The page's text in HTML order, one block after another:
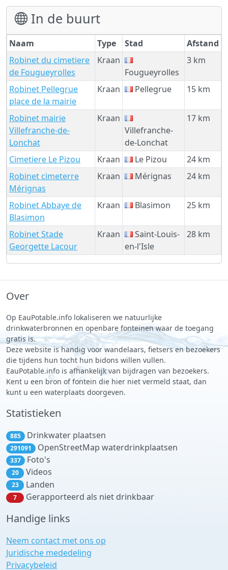
In de buurt
Naam Type Stad
Afstand
Robinet du cimetiere
de Fougueyrolles
Kraan
Fougueyrolles
3 km
Robinet Pellegrue
place de la mairie
Kraan Pellegrue 15 km
Robinet mairie
Villefranche-de-
Lonchat
Kraan
Villefranche-
de-Lonchat
17 km
Cimetiere Le Pizou Kraan Le Pizou
24 km
Robinet cimeterre
Mérignas
Kraan Mérignas 24 km
Robinet Abbaye de
Blasimon
Kraan Blasimon 25 km
Robinet Stade
Georgette Lacour
Kraan
Saint-Louis-
en-l'Isle
28 km
Over
Op EauPotable.info lokaliseren we natuurlijke
drinkwaterbronnen en openbare fonteinen waar de toegang
gratis is.
Deze website is handig voor wandelaars, fietsers en bezoekers
die tijdens hun tocht hun bidons willen vullen.
EauPotable.info is afhankelijk van bijdragen van bezoekers.
Kent u een bron of fontein die hier niet vermeld staat, dan
kunt u een waterplaats doorgeven.
Statistieken
885 Drinkwater plaatsen
291091 OpenStreetMap waterdrinkplaatsen
337 Foto's
20 Videos
23 Landen
7 Gerapporteerd als niet drinkbaar
Handige links
Neem contact met ons op
Juridische mededeling
Privacybeleid